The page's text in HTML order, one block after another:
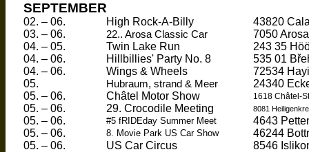
SEPTEMBER
02. – 06. High Rock-A-Billy
43820
03. – 06.
22.. Arosa Classic Car
7050
04. – 05.
Twin Lake Run 243 35
04. – 06.
Hillbillies' Party No. 8 535 01
04. – 06.
Wings & Wheels
72534
05.
Hubraum, strand & Meer
24340
05. – 06.
Châtel Motor Show 1618Châtel-
05. – 06. 29. Crocodile Meeting 8081
05. – 06. #5fRIDEday Summer Meet
4643
05. – 06.
8. Movie Park US Car Show
46244
05. – 06.
US Car Circus 8546